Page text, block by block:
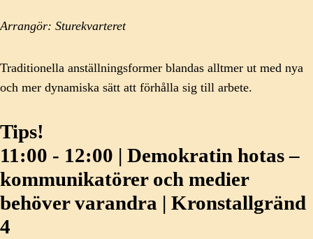
Arrangör: Sturekvarteret
Traditionella anställningsformer blandas alltmer ut med nya
och mer dynamiska sätt att förhålla sig till arbete.
Tips!
11:00 - 12:00 | Demokratin hotas –
kommunikatörer och medier
behöver varandra | Kronstallgränd
4